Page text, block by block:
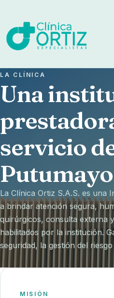
LA CLÍNICA
Una
servicio
La Clínica Ortiz S.A.S. es una
a brindar atención segura,
quirúrgicos, consulta externa
habilitados por la institución.
seguridad, la gestión del
MISIÓN